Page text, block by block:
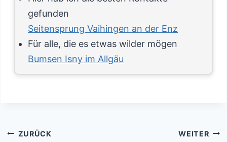
gefunden
Seitensprung Vaihingen an der Enz
Für alle, die es etwas wilder mögen
Bumsen Isny im Allgäu
Beitragsnavigation
ZURÜCK WEITER